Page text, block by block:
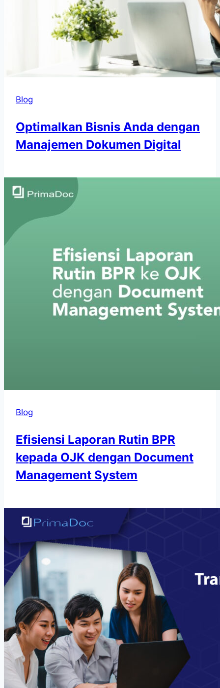
Blog
Optimalkan Bisnis Anda dengan
Manajemen Dokumen Digital
Blog
Efisiensi Laporan Rutin BPR
kepada OJK dengan Document
Management System